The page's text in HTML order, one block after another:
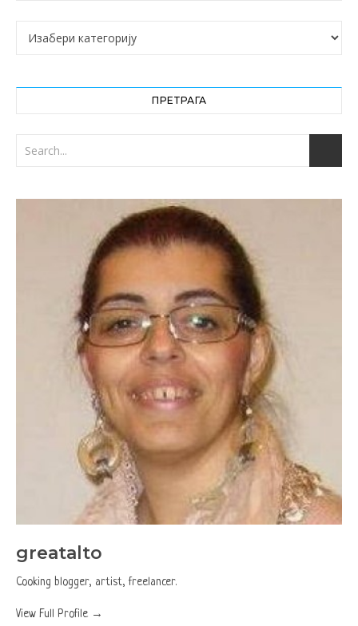
Категорије
ПРЕТРАГА
greatalto
Cooking blogger, artist, freelancer.
View Full Profile →